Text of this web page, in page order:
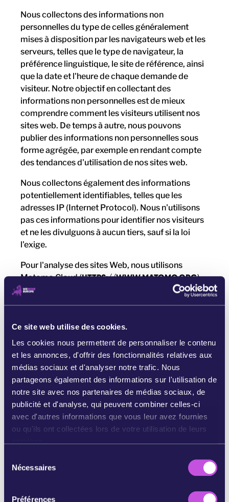
Ce site web utilise des cookies.
Les cookies nous permettent de personnaliser le contenu
et les annonces, d'offrir des fonctionnalités relatives aux
médias sociaux et d'analyser notre trafic. Nous
partageons également des informations sur l'utilisation de
notre site avec nos partenaires de médias sociaux, de
publicité et d'analyse, qui peuvent combiner celles-ci
avec d'autres informations que vous leur avez fournies
ou qu'ils ont collectées lors de votre utilisation de leurs
Nécessaires
Préférences
Nous collectons des informations non
personnelles du type de celles généralement
mises à disposition par les navigateurs web et les
serveurs, telles que le type de navigateur, la
préférence linguistique, le site de référence, ainsi
que la date et l'heure de chaque demande de
visiteur. Notre objectif en collectant des
informations non personnelles est de mieux
comprendre comment les visiteurs utilisent nos
sites web. De temps à autre, nous pouvons
publier des informations non personnelles sous
forme agrégée, par exemple en rendant compte
des tendances d'utilisation de nos sites web.
Nous collectons également des informations
potentiellement identifiables, telles que les
adresses IP (Internet Protocol). Nous n'utilisons
pas ces informations pour identifier nos visiteurs
et ne les divulguons à aucun tiers, sauf si la loi
l'exige.
Pour l'analyse des sites Web, nous utilisons
Matomo Cloud (HTTPS://WWW.MATOMO.ORG).
La politique de confidentialité de ce service est
PRIVACY-POLICY/
Dans certains cas, nous utilisons
(4.6.1) Désactivation du suivi du site web
Vous pouvez choisir de ne pas attribuer de
numéro d'identification unique de cookie
d'analyse web à votre ordinateur afin d'éviter
l'agrégation et l'analyse des données collectées
navigateur pour qu'il affiche un en-tête « Do-Not-
analytiques à l'aide de notre bannière de